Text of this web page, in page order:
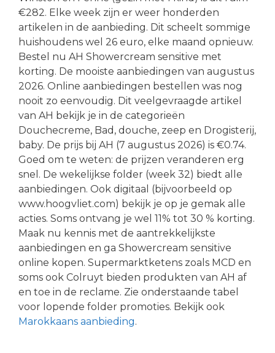
€282. Elke week zijn er weer honderden
artikelen in de aanbieding. Dit scheelt sommige
huishoudens wel 26 euro, elke maand opnieuw.
Bestel nu AH Showercream sensitive met
korting. De mooiste aanbiedingen van augustus
2026. Online aanbiedingen bestellen was nog
nooit zo eenvoudig. Dit veelgevraagde artikel
van AH bekijk je in de categorieën
Douchecreme, Bad, douche, zeep en Drogisterij,
baby. De prijs bij AH (7 augustus 2026) is €0.74.
Goed om te weten: de prijzen veranderen erg
snel. De wekelijkse folder (week 32) biedt alle
aanbiedingen. Ook digitaal (bijvoorbeeld op
www.hoogvliet.com) bekijk je op je gemak alle
acties. Soms ontvang je wel 11% tot 30 % korting.
Maak nu kennis met de aantrekkelijkste
aanbiedingen en ga Showercream sensitive
online kopen. Supermarktketens zoals MCD en
soms ook Colruyt bieden produkten van AH af
en toe in de reclame. Zie onderstaande tabel
voor lopende folder promoties. Bekijk ook
Marokkaans aanbieding.